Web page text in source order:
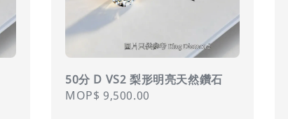
50分 D VS2 梨形明亮天然鑽石
Regular
MOP$ 9,500.00